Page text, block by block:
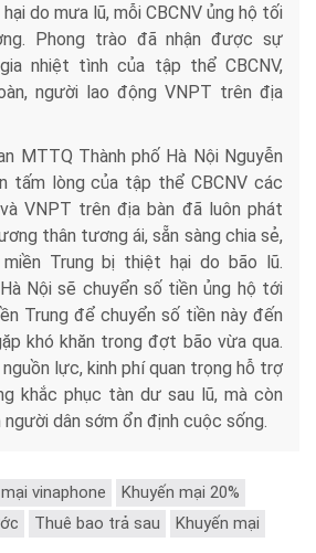
do mưa lũ, mỗi CBCNV ủng hộ tối
Phong trào đã nhận được sự
nhiệt tình của tập thể CBCNV,
người lao động VNPT trên địa
MTTQ Thành phố Hà Nội Nguyễn
tấm lòng của tập thể CBCNV các
VNPT trên địa bàn đã luôn phát
thân tương ái, sẵn sàng chia sẻ,
Trung bị thiệt hại do bão lũ.
Nội sẽ chuyển số tiền ủng hộ tới
Trung để chuyển số tiền này đến
khó khăn trong đợt bão vừa qua.
lực, kinh phí quan trọng hỗ trợ
khắc phục tàn dư sau lũ, mà còn
dân sớm ổn định cuộc sống.
vinaphone
Khuyến mại 20%
Thuê bao trả sau Khuyến mại